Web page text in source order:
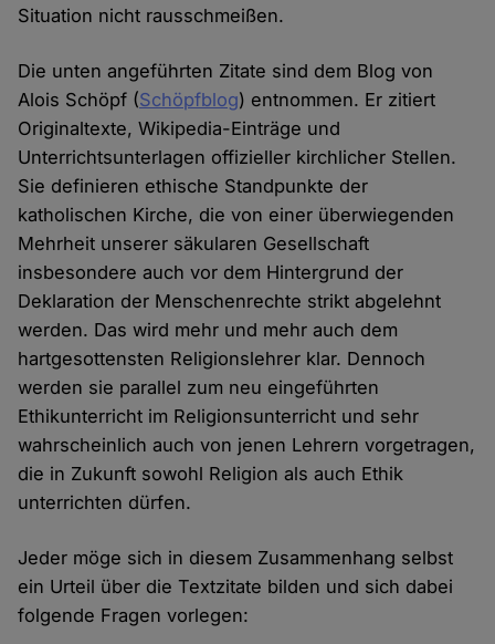
Situation nicht rausschmeißen.
Die unten angeführten Zitate sind dem Blog von
Alois Schöpf (Schöpfblog) entnommen. Er zitiert
Originaltexte, Wikipedia-Einträge und
Unterrichtsunterlagen offizieller kirchlicher Stellen.
Sie definieren ethische Standpunkte der
katholischen Kirche, die von einer überwiegenden
Mehrheit unserer säkularen Gesellschaft
insbesondere auch vor dem Hintergrund der
Deklaration der Menschenrechte strikt abgelehnt
werden. Das wird mehr und mehr auch dem
hartgesottensten Religionslehrer klar. Dennoch
werden sie parallel zum neu eingeführten
Ethikunterricht im Religionsunterricht und sehr
wahrscheinlich auch von jenen Lehrern vorgetragen,
die in Zukunft sowohl Religion als auch Ethik
unterrichten dürfen.
Jeder möge sich in diesem Zusammenhang selbst
ein Urteil über die Textzitate bilden und sich dabei
folgende Fragen vorlegen: